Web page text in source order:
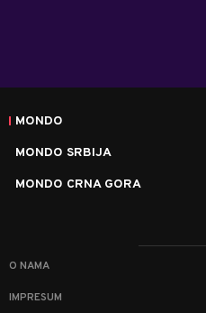
MONDO
MONDO SRBIJA
MONDO CRNA GORA
O NAMA
IMPRESUM